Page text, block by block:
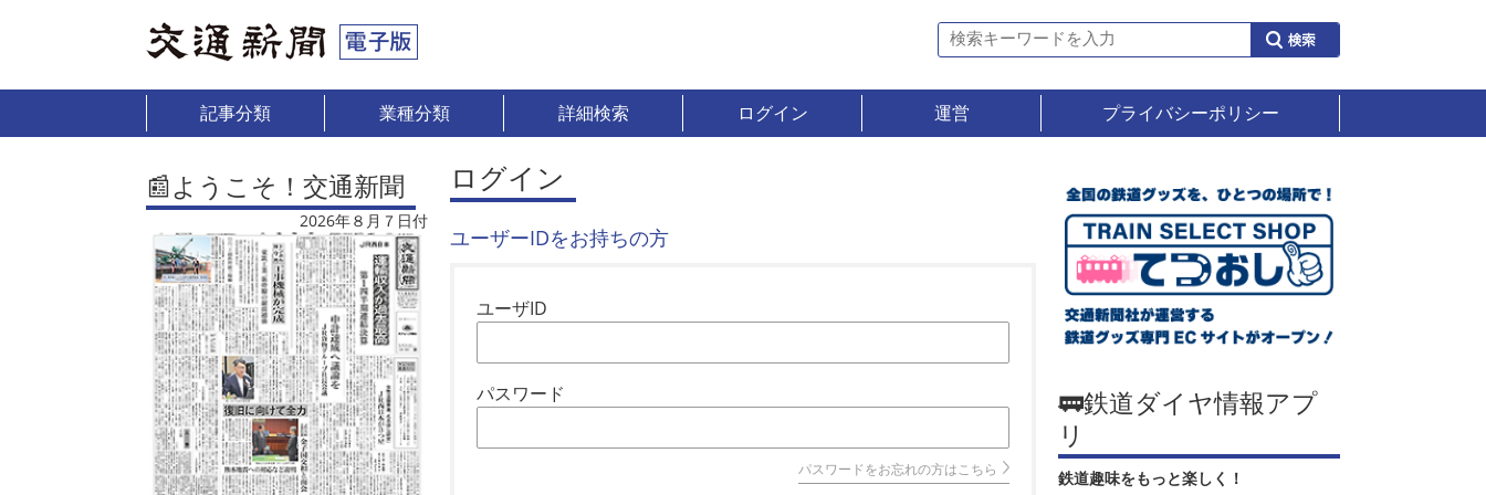
記事分類 業種分類 詳細検索 ログイン 運営 プライバシーポリシー
📰ようこそ！交通新聞
2026年８月７日付
ログイン
ユーザーIDをお持ちの方
ユーザID
パスワード
パスワードをお忘れの方はこちら
🚃鉄道ダイヤ情報アプ
リ
鉄道趣味をもっと楽しく！